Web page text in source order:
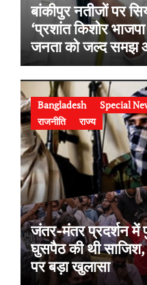
बांकीपुर नतीजों पर
‘प्रशांत किशोर
जनता को जल्द समझ
Bangladesh Special
राजनीति
राज्य
जंतर-मंतर प्रदर्शन में
घुसपैठ की थी
पर बड़ा खुलासा